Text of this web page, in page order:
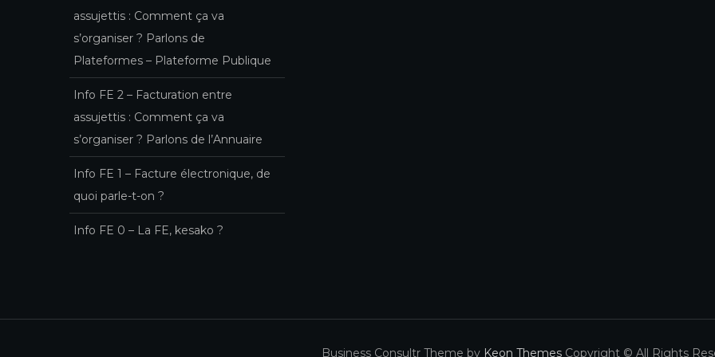
assujettis : Comment ça va
s’organiser ? Parlons de
Plateformes – Plateforme Publique
Info FE 2 – Facturation entre
assujettis : Comment ça va
s’organiser ? Parlons de l’Annuaire
Info FE 1 – Facture électronique, de
quoi parle-t-on ?
Info FE 0 – La FE, kesako ?
Business Consultr Theme by Keon Themes Copyright © All Rights